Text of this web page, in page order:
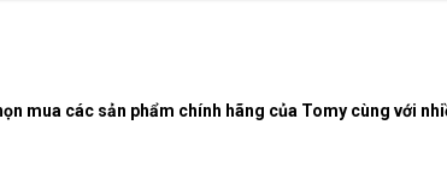
mua các sản phẩm chính hãng của Tomy cùng với